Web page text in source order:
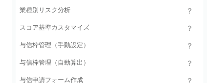
業種別リスク分析
スコア基準カスタマイズ
与信枠管理（手動設定）
与信枠管理（自動算出）
与信申請フォーム作成